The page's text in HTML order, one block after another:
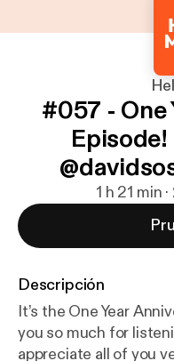
#057 - One
Episode!
1 h 21 min
Descripción
It’s the One Year
you so much for
appreciate all of you